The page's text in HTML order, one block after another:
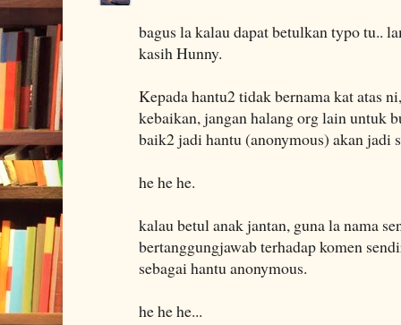
bagus la kalau dapat betulkan typo tu..
kasih Hunny.
Kepada hantu2 tidak bernama kat atas
kebaikan, jangan halang org lain untuk
baik2 jadi hantu (anonymous) akan jadi
he he he.
kalau betul anak jantan, guna la nama
bertanggungjawab terhadap komen
sebagai hantu anonymous.
he he he...